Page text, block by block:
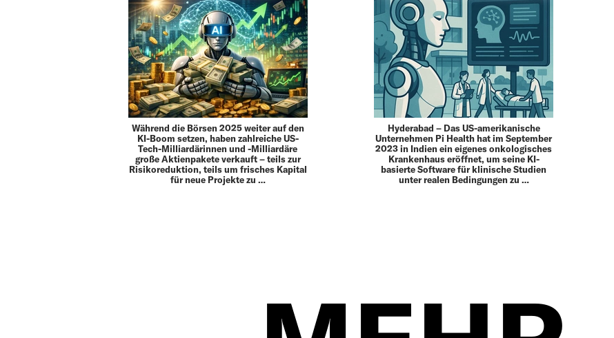
Während die Börsen 2025 weiter auf den
KI-Boom setzen, haben zahlreiche US-
Tech-Milliardärinnen und -Milliardäre
große Aktienpakete verkauft – teils zur
Risikoreduktion, teils um frisches Kapital
für neue Projekte zu …
Hyderabad – Das US-amerikanische
Unternehmen Pi Health hat im September
2023 in Indien ein eigenes onkologisches
Krankenhaus eröffnet, um seine KI-
basierte Software für klinische Studien
unter realen Bedingungen zu …